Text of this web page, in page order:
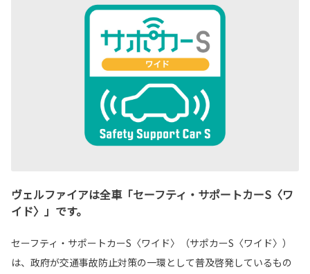
ヴェルファイアは全車「セーフティ・サポートカーS〈ワ
イド〉」です。
セーフティ・サポートカーS〈ワイド〉（サポカーS〈ワイド〉）
は、政府が交通事故防止対策の一環として普及啓発しているもの